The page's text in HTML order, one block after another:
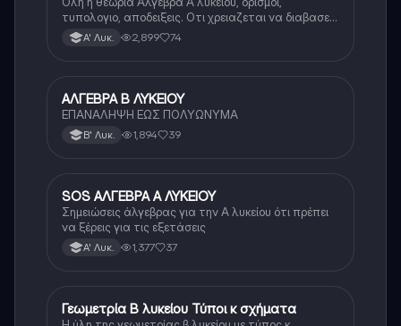
τυπολογιο, αποδειξεις. Οτι χρειαζεται να διαβασεις
για το θεωρητικο κομματι της αλγεβρας.
Α' Λυκ. 2,899 74
Μαθηματικά
ΑΛΓΕΒΡΑ Β ΛΥΚΕΙΟΥ
ΕΠΑΝΑΛΗΨΗ ΕΩΣ ΠΟΛΥΩΝΥΜΑ
Β' Λυκ. 1,894 39
Μαθηματικά
SOS ΑΛΓΕΒΡΑ Α ΛΥΚΕΙΟΥ
Σημειώσεις άλγεβρας για την Α λυκείου ότι πρέπει
να ξέρεις για τις εξετάσεις
Α' Λυκ. 1,377 37
Μαθηματικά
Γεωμετρία Β λυκείου Τύποι κ σχήματα